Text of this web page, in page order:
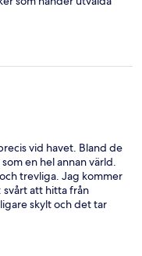
vid havet. Bland de
en hel annan värld.
trevliga. Jag kommer
att hitta från
skylt och det tar